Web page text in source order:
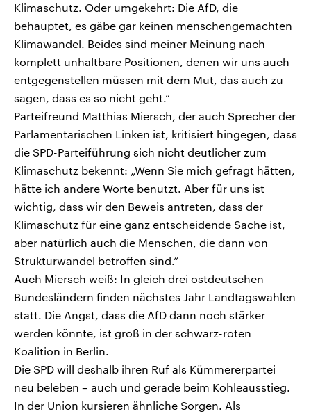
Klimaschutz. Oder umgekehrt: Die AfD, die
behauptet, es gäbe gar keinen menschengemachten
Klimawandel. Beides sind meiner Meinung nach
komplett unhaltbare Positionen, denen wir uns auch
entgegenstellen müssen mit dem Mut, das auch zu
sagen, dass es so nicht geht.“
Parteifreund Matthias Miersch, der auch Sprecher der
Parlamentarischen Linken ist, kritisiert hingegen, dass
die SPD-Parteiführung sich nicht deutlicher zum
Klimaschutz bekennt: „Wenn Sie mich gefragt hätten,
hätte ich andere Worte benutzt. Aber für uns ist
wichtig, dass wir den Beweis antreten, dass der
Klimaschutz für eine ganz entscheidende Sache ist,
aber natürlich auch die Menschen, die dann von
Strukturwandel betroffen sind.“
Auch Miersch weiß: In gleich drei ostdeutschen
Bundesländern finden nächstes Jahr Landtagswahlen
statt. Die Angst, dass die AfD dann noch stärker
werden könnte, ist groß in der schwarz-roten
Koalition in Berlin.
Die SPD will deshalb ihren Ruf als Kümmererpartei
neu beleben – auch und gerade beim Kohleausstieg.
In der Union kursieren ähnliche Sorgen. Als